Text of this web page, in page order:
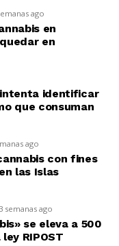
ago
en
en
identificar
que consuman
ago
con fines
las Islas
3 semanas ago
se eleva a 500
RIPOST